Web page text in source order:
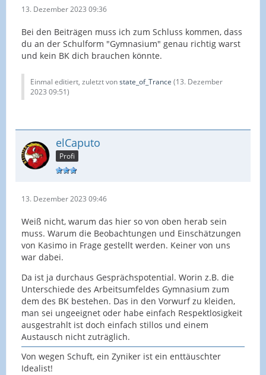
13. Dezember 2023 09:36
Bei den Beiträgen muss ich zum Schluss kommen, dass
du an der Schulform "Gymnasium" genau richtig warst
und kein BK dich brauchen könnte.
Einmal editiert, zuletzt vonstate_of_Trance (13. Dezember
2023 09:51)
elCaputo
Profi
13. Dezember 2023 09:46
Weiß nicht, warum das hier so von oben herab sein
muss. Warum die Beobachtungen und Einschätzungen
von Kasimo in Frage gestellt werden. Keiner von uns
war dabei.
Da ist ja durchaus Gesprächspotential. Worin z.B. die
Unterschiede des Arbeitsumfeldes Gymnasium zum
dem des BK bestehen. Das in den Vorwurf zu kleiden,
man sei ungeeignet oder habe einfach Respektlosigkeit
ausgestrahlt ist doch einfach stillos und einem
Austausch nicht zuträglich.
Von wegen Schuft, ein Zyniker ist ein enttäuschter
Idealist!